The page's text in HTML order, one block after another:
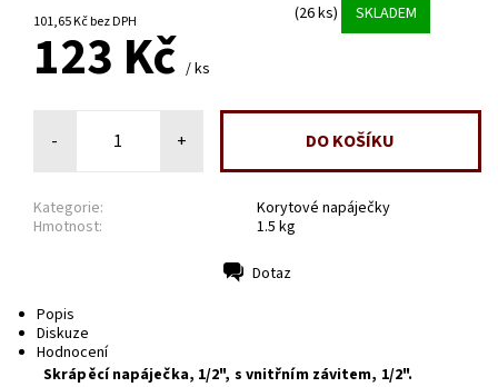
101,65 Kč bez DPH (26 ks) SKLADEM
123 Kč / ks
- +
Kategorie:
Korytové napáječky
Hmotnost:
1.5 kg
Dotaz
Popis
Diskuze
Hodnocení
Skrápěcí napáječka, 1/2", s vnitřním závitem, 1/2".